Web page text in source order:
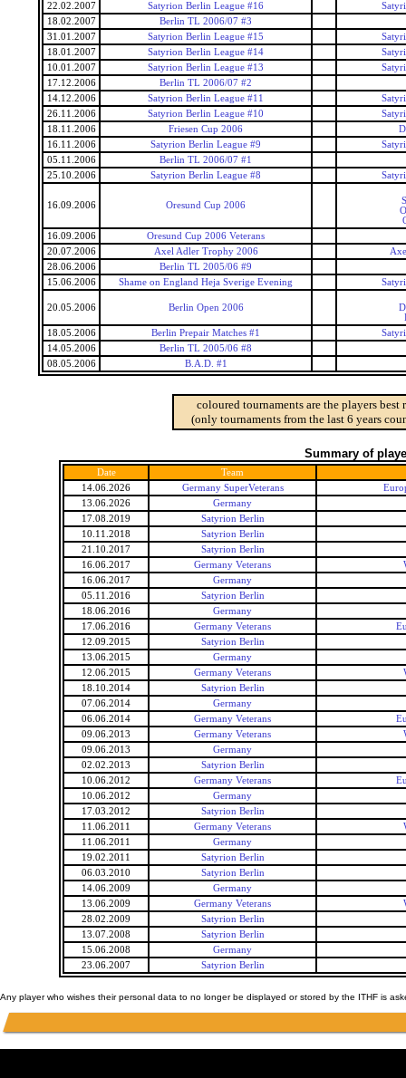
22.02.2007
Satyrion Berlin League #16
18.02.2007
Berlin TL 2006/07 #3
31.01.2007
Satyrion Berlin League #15
18.01.2007
Satyrion Berlin League #14
10.01.2007
Satyrion Berlin League #13
17.12.2006
Berlin TL 2006/07 #2
14.12.2006
Satyrion Berlin League #11
26.11.2006
Satyrion Berlin League #10
18.11.2006
Friesen Cup 2006
16.11.2006
Satyrion Berlin League #9
05.11.2006
Berlin TL 2006/07 #1
25.10.2006
Satyrion Berlin League #8
16.09.2006 Oresund Cup 2006
16.09.2006
Oresund Cup 2006 Veterans
20.07.2006
Axel Adler Trophy 2006
28.06.2006
Berlin TL 2005/06 #9
15.06.2006
Shame on England Heja Sverige Evening
20.05.2006 Berlin Open 2006
18.05.2006
Berlin Prepair Matches #1
14.05.2006
Berlin TL 2005/06 #8
08.05.2006
B.A.D. #1
coloured tournaments are the players
(only tournaments from the last 6 years
Summary of
Date
Team
14.06.2026
Germany SuperVeterans
13.06.2026
Germany
17.08.2019
Satyrion Berlin
10.11.2018
Satyrion Berlin
21.10.2017
Satyrion Berlin
16.06.2017
Germany Veterans
16.06.2017
Germany
05.11.2016
Satyrion Berlin
18.06.2016
Germany
17.06.2016
Germany Veterans
12.09.2015
Satyrion Berlin
13.06.2015
Germany
12.06.2015
Germany Veterans
18.10.2014
Satyrion Berlin
07.06.2014
Germany
06.06.2014
Germany Veterans
09.06.2013
Germany Veterans
09.06.2013
Germany
02.02.2013
Satyrion Berlin
10.06.2012
Germany Veterans
10.06.2012
Germany
17.03.2012
Satyrion Berlin
11.06.2011
Germany Veterans
11.06.2011
Germany
19.02.2011
Satyrion Berlin
06.03.2010
Satyrion Berlin
14.06.2009
Germany
13.06.2009
Germany Veterans
28.02.2009
Satyrion Berlin
13.07.2008
Satyrion Berlin
15.06.2008
Germany
23.06.2007
Satyrion Berlin
Any player who wishes their personal data to no longer be displayed or stored by the ITHF is